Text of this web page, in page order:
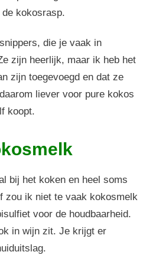
kokosrasp.
die je vaak in
zijn heerlijk, maar ik heb het
zijn toegevoegd en dat ze
liever voor pure kokos
koopt.
bij het koken en heel soms
zou ik niet te vaak kokosmelk
voor de houdbaarheid.
in wijn zit. Je krijgt er